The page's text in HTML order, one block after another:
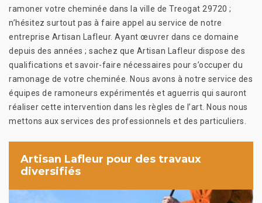
ramoner votre cheminée dans la ville de Treogat 29720 ;
n’hésitez surtout pas à faire appel au service de notre
entreprise Artisan Lafleur. Ayant œuvrer dans ce domaine
depuis des années ; sachez que Artisan Lafleur dispose des
qualifications et savoir-faire nécessaires pour s’occuper du
ramonage de votre cheminée. Nous avons à notre service des
équipes de ramoneurs expérimentés et aguerris qui sauront
réaliser cette intervention dans les règles de l’art. Nous nous
mettons aux services des professionnels et des particuliers.
Artisan Lafleur pour des travaux
diversifiés